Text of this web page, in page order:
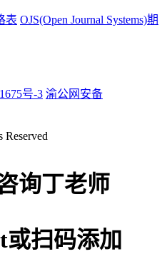
表 OJS(Open Journal Systems)期
号-3 渝公网安备
Reserved
询丁老师
或扫码添加